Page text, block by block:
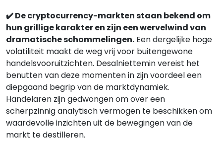
✔️ De cryptocurrency-markten staan bekend om
hun grillige karakter en zijn een wervelwind van
dramatische schommelingen. Een dergelijke hoge
volatiliteit maakt de weg vrij voor buitengewone
handelsvooruitzichten. Desalniettemin vereist het
benutten van deze momenten in zijn voordeel een
diepgaand begrip van de marktdynamiek.
Handelaren zijn gedwongen om over een
scherpzinnig analytisch vermogen te beschikken om
waardevolle inzichten uit de bewegingen van de
markt te destilleren.